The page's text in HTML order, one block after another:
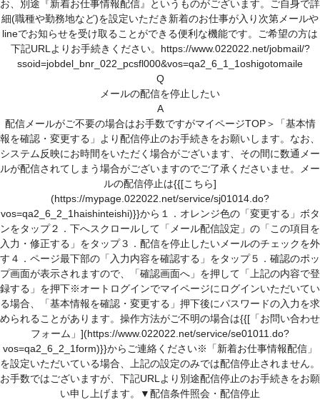
ユーザーID・パスワードを忘れた方へ
登録スタッフ限定！マイページとは？
わたしらしく働くヒントが見つかるコラム
スタッフサービスについて
スタッフサービスの安心サポート
福利厚生
(有給休暇、定期健診、保険)
スキルアップサポート
各種相談窓口
(キャリア、メンタル、お仕事中、ハラスメントの悩み)
紹介予定派遣について
人材派遣について
人材派遣のしくみ
お、別途『新着お仕事情報配信』というものがございます。ご自身で詳
細(職種や勤務地など)を設定いただき新着のお仕事が入り次第メールや
lineでお知らせを受け取ることができる便利な機能です。ご希望の方は
下記URLよりお手続きください。https://www.022022.net/jobmail/?
ssoid=jobdel_bnr_022_pcsfl000&vos=qa2_6_1_1oshigotomaile
Q
メールの配信を停止したい
A
配信メールがご不要の場合はお手数ですがマイページTOP＞「基本情
報を確認・変更する」より配信停止のお手続きをお願いします。なお、
システム反映にお時間をいただく場合がございます、その間に数通メー
ルが配信されてしまう場合がございますのでご了承くださいませ。メー
ルの配信停止は{{[こちら]
(https://mypage.022022.net/service/sj01014.do?
vos=qa2_6_2_1haishinteishi)}}から１．オレンジ色の「変更する」ボタ
ンをタップ２．下へスクロールして「メール配信設定」の「この項目を
入力・修正する」をタップ３．配信を停止したいメールのチェックを外
す４．ページ最下部の「入力内容を確認する」をタップ５．確認のポッ
プ画面が表示されますので、「確認画面へ」を押して「上記の内容で登
録する」を押下※オートログインでマイページにログインいただいてい
る場合、「基本情報を確認・変更する」押下後にパスワードの入力を求
められることがあります。操作方法がご不明の場合は{{[「お問い合わせ
フォーム」](https://www.022022.net/service/se01011.do?
vos=qa2_6_2_1form)}}からご連絡ください※「新着お仕事情報配信」
を設定いただいている場合、上記の設定のみでは配信停止されません。
お手数ではございますが、下記URLより別途配信停止のお手続きをお願
い申し上げます。▼配信条件照会・配信停止